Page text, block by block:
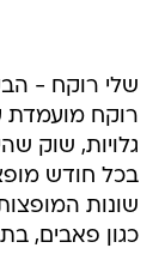
שלי רוקח -
רוקח מועמדת
גלויות, שוק
כגון פאבים,